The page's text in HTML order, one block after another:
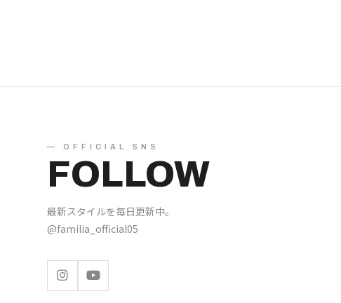
— OFFICIAL SNS
FOLLOW
最新スタイルを毎日更新中。
@familia_official05